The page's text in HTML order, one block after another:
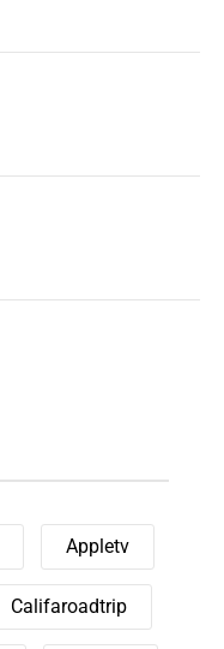
Appletv
Califaroadtrip